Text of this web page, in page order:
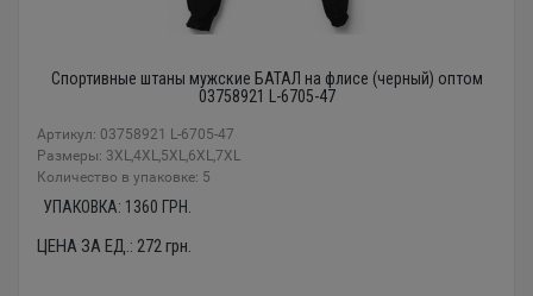
Спортивные штаны мужские БАТАЛ на флисе (черный) оптом
03758921 L-6705-47
Артикул: 03758921 L-6705-47
Размеры: 3XL,4XL,5XL,6XL,7XL
Количество в упаковке: 5
УПАКОВКА: 1360 ГРН.
ЦЕНА ЗА ЕД.: 272грн.